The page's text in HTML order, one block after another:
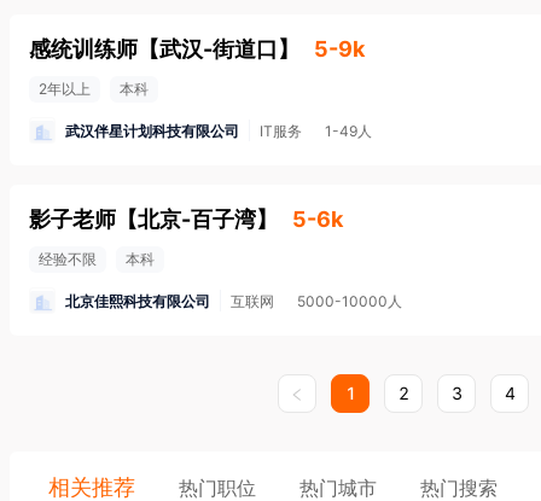
感统训练师 【武汉-街道口 】 5-9k
2年以上 本科
武汉伴星计划科技有限公司 IT服务 1-49人
影子老师 【北京-百子湾】 5-6k
经验不限 本科
北京佳熙科技有限公司 互联网 5000-10000人
1 2 3 4
相关推荐 热门职位 热门城市 热门搜索